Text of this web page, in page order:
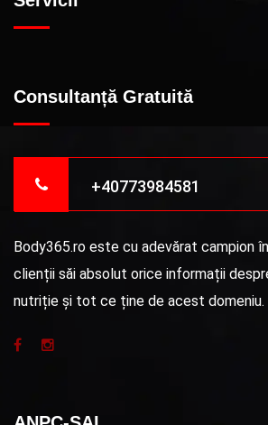
Consultanță Gratuită
+40773984581
Body365.ro este cu adevărat campion
clienții săi absolut orice informații
nutriție și tot ce ține de acest domeniu.